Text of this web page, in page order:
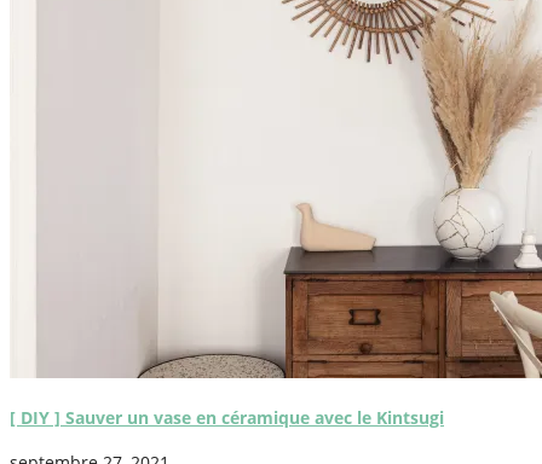
[ DIY ] Sauver un vase en céramique avec le Kintsugi